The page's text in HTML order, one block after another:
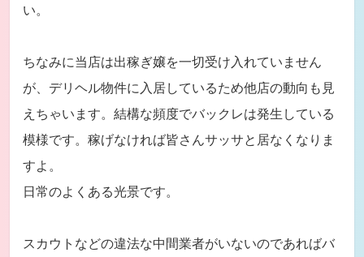
い。
ちなみに当店は出稼ぎ嬢を一切受け入れていません
が、デリヘル物件に入居しているため他店の動向も見
えちゃいます。結構な頻度でバックレは発生している
模様です。稼げなければ皆さんサッサと居なくなりま
すよ。
日常のよくある光景です。
スカウトなどの違法な中間業者がいないのであればバ